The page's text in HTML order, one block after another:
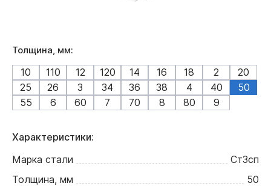
Толщина, мм:
10 110 12 120 14 16 18 2
20
25
26 3 34 36 38 4 40
50
55
6 60 7 70 8 80 9
Характеристики:
Марка стали
Ст3сп
Толщина, мм
50